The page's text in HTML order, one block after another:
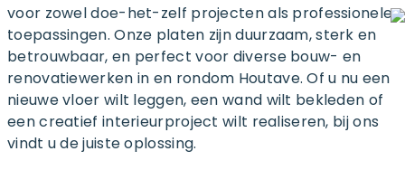
voor zowel doe-het-zelf projecten als professionele
toepassingen. Onze platen zijn duurzaam, sterk en
betrouwbaar, en perfect voor diverse bouw- en
renovatiewerken in en rondom Houtave. Of u nu een
nieuwe vloer wilt leggen, een wand wilt bekleden of
een creatief interieurproject wilt realiseren, bij ons
vindt u de juiste oplossing.